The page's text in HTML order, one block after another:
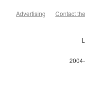
Advertising Contact